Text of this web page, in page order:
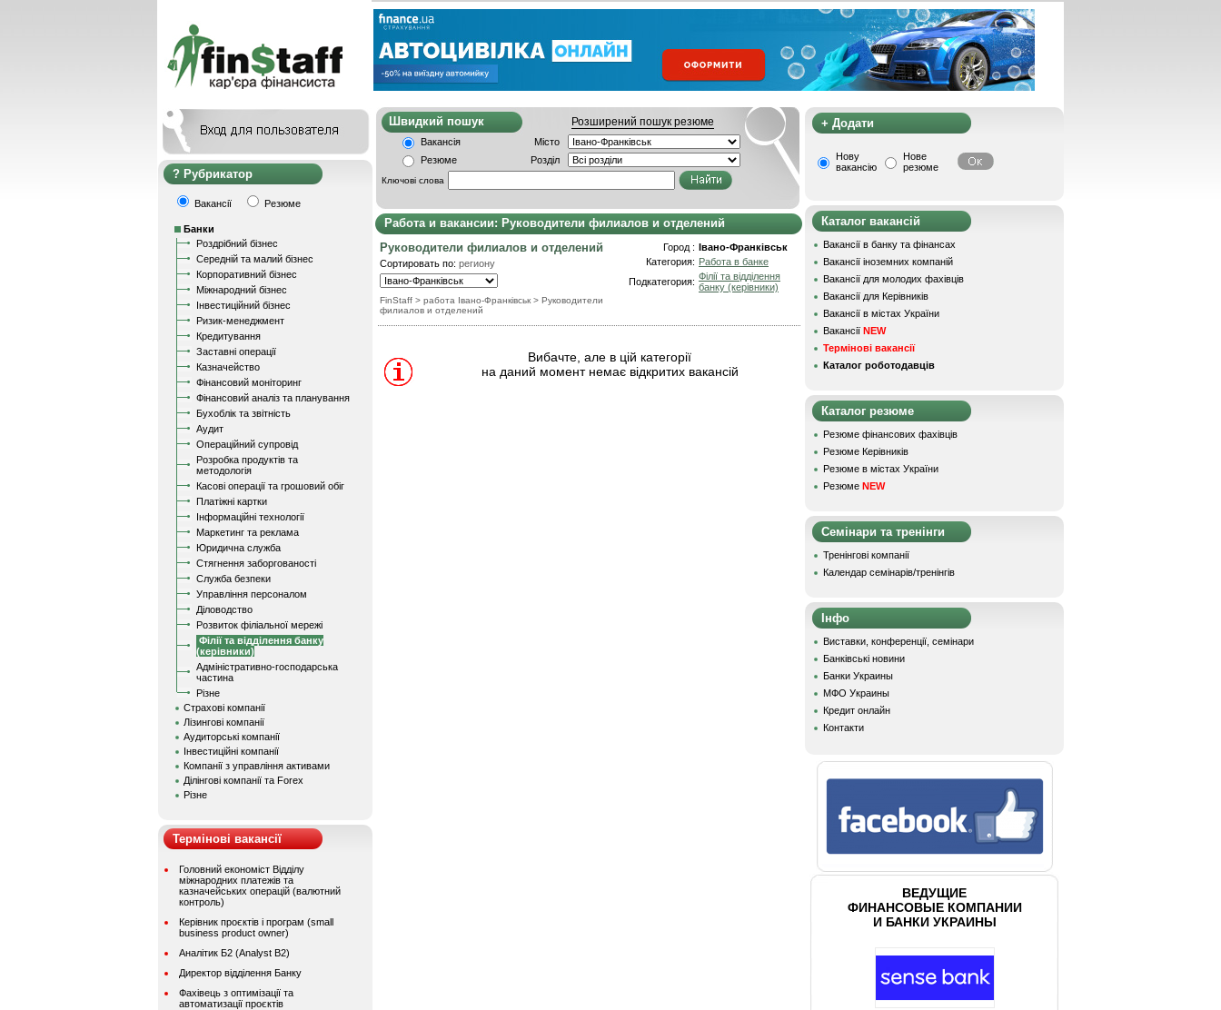
Рубрикатор
Вакансії Резюме
Банки
Роздрібний бізнес
Середній та малий бізнес
Корпоративний бізнес
Міжнародний бізнес
Інвестиційний бізнес
Ризик-менеджмент
Кредитування
Заставні операції
Казначейство
Фінансовий моніторинг
Фінансовий аналіз та планування
Бухоблік та звітність
Аудит
Операційний супровід
Розробка продуктів та
методологія
Касові операції та грошовий обіг
Платіжні картки
Інформаційні технології
Маркетинг та реклама
Юридична служба
Стягнення заборгованості
Служба безпеки
Управління персоналом
Діловодство
Розвиток філіальної мережі
Філії та відділення банку
(керівники)
Адміністративно-господарська
частина
Різне
Страхові компанії
Лізингові компанії
Аудиторські компанії
Інвестиційні компанії
Компанії з управління активами
Ділінгові компанії та Forex
Різне
Термінові вакансії
Головний економіст Відділу
міжнародних платежів та
казначейських операцій (валютний
контроль)
Керівник проєктів і програм (small
business product owner)
Аналітик Б2 (Analyst B2)
Директор відділення Банку
Фахівець з оптимізації та
автоматизації проєктів
Швидкий пошук Розширений пошук резюме
Вакансія
Місто
Резюме
Розділ
Ключові слова
Работа и вакансии: Руководители филиалов и отделений
Руководители филиалов и отделений
Сортировать по: региону
FinStaff > работа Івано-Франківськ > Руководители
филиалов и отделений
Город : Івано-Франківськ
Категория: Работа в банке
Подкатегория: Філії та відділення
банку (керівники)
Вибачте, але в цій категорії
на даний момент немає відкритих вакансій
+ Додати
Нову
вакансію
Нове
резюме
Каталог вакансій
Вакансії в банку та фінансах
Вакансії іноземних компаній
Вакансії для молодих фахівців
Вакансії для Керівників
Вакансії в містах України
Вакансії NEW
Термінові вакансії
Каталог роботодавців
Каталог резюме
Резюме фінансових фахівців
Резюме Керівників
Резюме в містах України
Резюме NEW
Семінари та тренінги
Тренінгові компанії
Календар семінарів/тренінгів
Інфо
Виставки, конференції, семінари
Банківські новини
Банки Украины
МФО Украины
Кредит онлайн
Контакти
ВЕДУЩИЕ
ФИНАНСОВЫЕ КОМПАНИИ
И БАНКИ УКРАИНЫ